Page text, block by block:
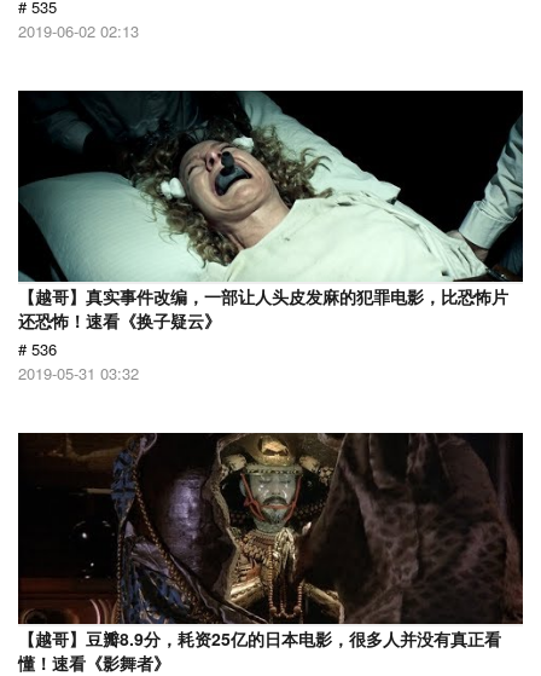
# 535
2019-06-02 02:13
【越哥】真实事件改编，一部让人头皮发麻的犯罪电影，比恐怖片
还恐怖！速看《换子疑云》
# 536
2019-05-31 03:32
【越哥】豆瓣8.9分，耗资25亿的日本电影，很多人并没有真正看
懂！速看《影舞者》